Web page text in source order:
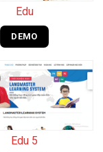
Edu
DEMO
Edu 5